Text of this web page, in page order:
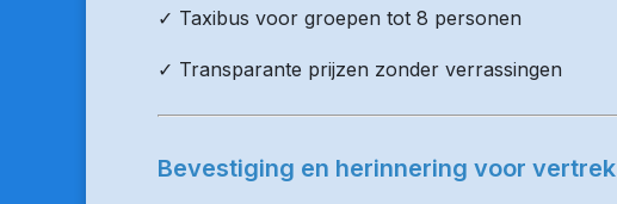
✓ Taxibus voor groepen tot 8 personen
✓ Transparante prijzen zonder verrassingen
Bevestiging en herinnering voor vertrek